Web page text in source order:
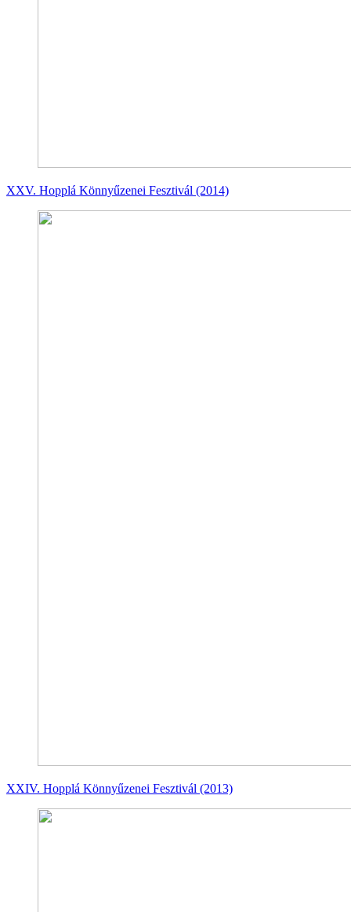
XXV. Hopplá Könnyűzenei Fesztivál (2014)
XXIV. Hopplá Könnyűzenei Fesztivál (2013)